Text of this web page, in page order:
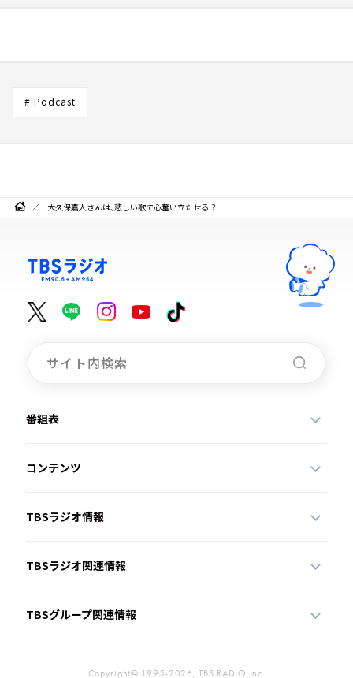
# Podcast
大久保嘉人さんは、悲しい歌で心奮い立たせる!?
番組表
コンテンツ
TBSラジオ情報
TBSラジオ関連情報
TBSグループ関連情報
Copyright© 1995-2026, TBS RADIO,Inc.